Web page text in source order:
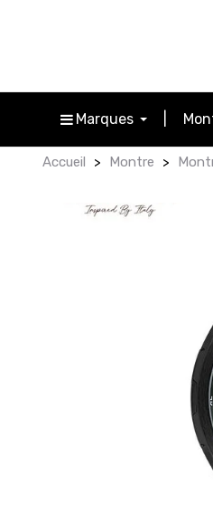
Marques
Accueil Montre